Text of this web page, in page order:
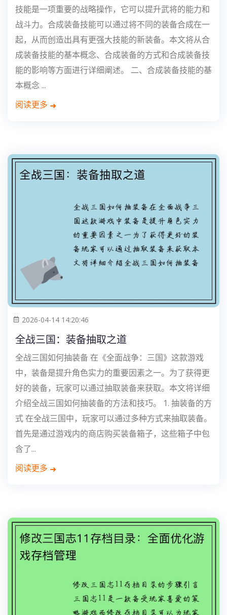
技能是一项重要的战略操作，它可以提升武将的能力和
战斗力。合成装备技能可以通过将不同的装备合成在一
起，从而创造出具有更强大技能的新装备。本文将从合
成装备技能的基本概念、合成装备的方式和合成装备技
能的影响等方面进行详细阐述。 二、合成装备技能的基
本概念 ...
阅读更多
2026-04-14 14:20:46
全战三国：装备抽取之道
全战三国如何抽装备 在《全面战争：三国》这款游戏
中，装备是提升角色实力的重要因素之一。为了获得更
好的装备，玩家可以通过抽取装备来获取。本文将详细
介绍全战三国如何抽装备的方法和技巧。 1. 抽装备的方
式 在全战三国中，玩家可以通过多种方式来抽取装备。
首先是通过游戏内的商店购买装备箱子，这些箱子中包
含了...
阅读更多